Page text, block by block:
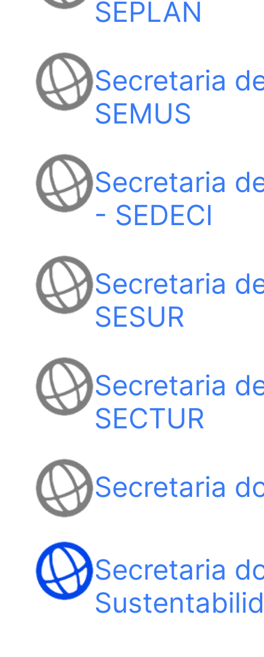
SEPLAN
Secretaria
SEMUS
Secretaria
- SEDECI
Secretaria
SESUR
Secretaria
SECTUR
Secretaria
Secretaria